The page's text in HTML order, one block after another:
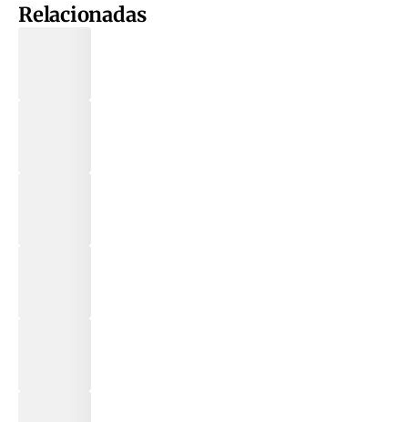
Relacionadas